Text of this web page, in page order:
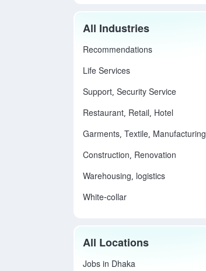
All Industries
Recommendations
Life Services
Support, Security Service
Restaurant, Retail, Hotel
Garments, Textile, Manufacturing
Construction, Renovation
Warehousing, logistics
White-collar
All Locations
Jobs in Dhaka